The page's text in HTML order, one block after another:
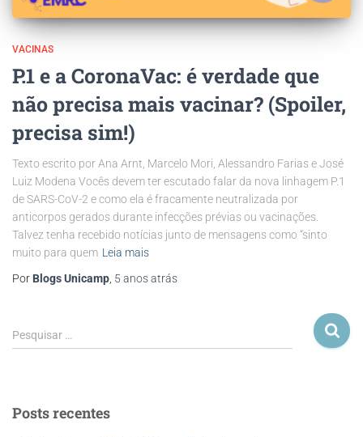
VACINAS
P.1 e a CoronaVac: é verdade que
não precisa mais vacinar? (Spoiler,
precisa sim!)
Texto escrito por Ana Arnt, Marcelo Mori, Alessandro Farias e José
Luiz Modena Vocês devem ter escutado falar da nova linhagem P.1
de SARS-CoV-2 e como ela é fracamente neutralizada por
anticorpos gerados durante infecções prévias ou vacinações.
Talvez tenha recebido notícias junto de mensagens como “sinto
muito para quem Leia mais
Por Blogs Unicamp 5 anosatrás
Pesquisar …
Posts recentes